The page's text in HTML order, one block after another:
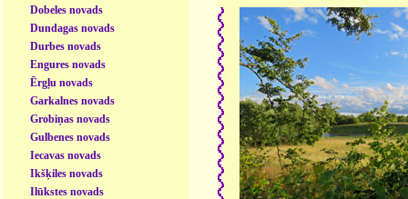
Dobeles novads
Dundagas novads
Durbes novads
Engures novads
Ērgļu novads
Garkalnes novads
Grobiņas novads
Gulbenes novads
Iecavas novads
Ikšķiles novads
Ilūkstes novads